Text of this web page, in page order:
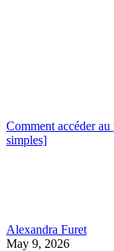
Comment accéder au
simples]
Alexandra Furet
May 9, 2026